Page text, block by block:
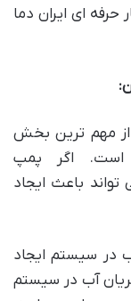
ای ایران دما
از مهم ترین بخش
اگر پمپ
باعث ایجاد
در سیستم ایجاد
آب در سیستم